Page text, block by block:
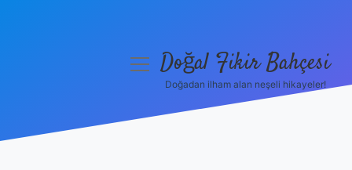
menüyüDoğal Fikir Bahçesi
Doğadan ilham alan neşeli hikayeler!